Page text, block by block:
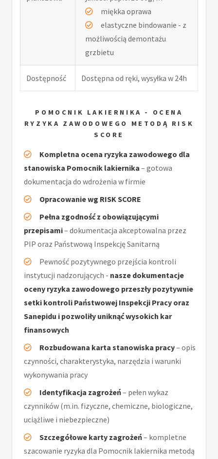
miękka oprawa
elastyczne bindowanie - z
możliwością demontażu
grzbietu
Dostępność Dostępna od ręki, wysyłka w 24h
POMOCNIK LAKIERNIKA - OCENA
RYZYKA ZAWODOWEGO METODĄ RISK
SCORE
Kompletna ocena ryzyka zawodowego dla
stanowiska Pomocnik lakiernika – gotowa
dokumentacja do wdrożenia w firmie
Opracowanie wg RISK SCORE
Pełna zgodność z obowiązującymi
przepisami– dokumentacja akceptowalna przez
PIP oraz Państwową Inspekcję Sanitarną
Pewność pozytywnego przejścia kontroli
instytucji nadzorujących - nasze dokumentacje
oceny ryzyka zawodowego przeszły pozytywnie
setki kontroli Państwowej Inspekcji Pracy oraz
Sanepidu i pozwoliły uniknąć wysokich kar
finansowych
Rozbudowana karta stanowiska pracy– opis
czynności, charakterystyka, narzędzia i warunki
wykonywania pracy
Identyfikacja zagrożeń– pełen wykaz
czynników (m.in. fizyczne, chemiczne, biologiczne,
uciążliwe i niebezpieczne)
Szczegółowe karty zagrożeń– kompletne
szacowanie ryzyka dla Pomocnik lakiernika metodą